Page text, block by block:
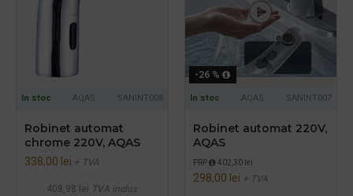
In stoc AQAS SANINT008
Robinet automat
chrome 220V, AQAS
338,00 lei + TVA
408,98 lei TVA inclus
-26 %
In stoc AQAS SANINT007
Robinet automat 220V,
AQAS
PRP 402,30 lei
298,00 lei + TVA